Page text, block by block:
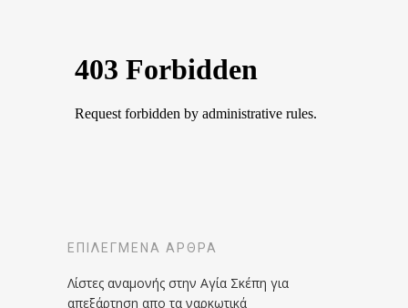
ΕΠΙΛΕΓΜΈΝΑ ΆΡΘΡΑ
Λίστες αναμονής στην Αγία Σκέπη για
απεξάρτηση απο τα ναρκωτικά